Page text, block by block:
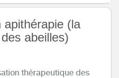
apithérapie (la
abeilles)
thérapeutique des